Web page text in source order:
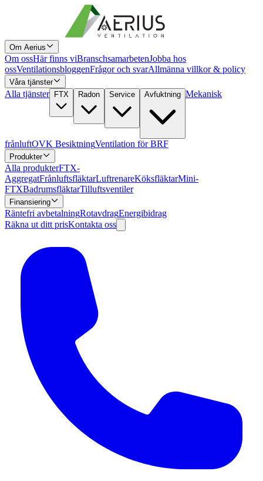
Om Aerius
Om ossHär finns viBranschsamarbetenJobba hos
ossVentilationsbloggenFrågor och svarAllmänna villkor & policy
Våra tjänster
Alla tjänster FTX Radon Service Avfuktning Mekanisk
frånluftOVK BesiktningVentilation för BRF
Produkter
Alla produkterFTX-
AggregatFrånluftsfläktarLuftrenareKöksfläktarMini-
FTXBadrumsfläktarTilluftsventiler
Finansiering
Räntefri avbetalningRotavdragEnergibidrag
Räkna ut ditt prisKontakta oss